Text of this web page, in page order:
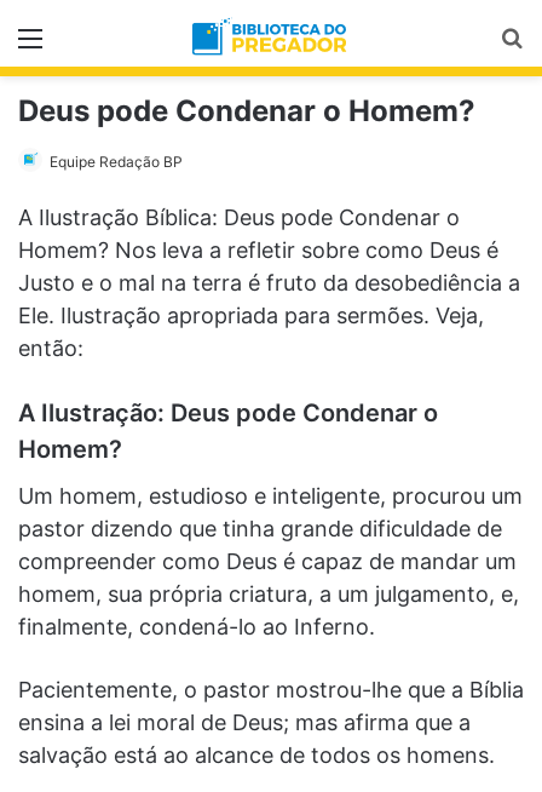
Menu
Deus pode Condenar o Homem?
Equipe Redação BP
A Ilustração Bíblica: Deus pode Condenar o
Homem? Nos leva a refletir sobre como Deus é
Justo e o mal na terra é fruto da desobediência a
Ele. Ilustração apropriada para sermões. Veja,
então:
A Ilustração: Deus pode Condenar o
Homem?
Um homem, estudioso e inteligente, procurou um
pas­tor dizendo que tinha grande dificuldade de
compreender como Deus é capaz de mandar um
homem, sua própria criatura, a um julgamento, e,
finalmente, condená-lo ao Inferno.
Pacientemente, o pastor mostrou-lhe que a Bíblia
ensi­na a lei moral de Deus; mas afirma que a
salvação está ao alcance de todos os homens.